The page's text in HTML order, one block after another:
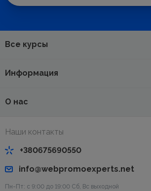
Все курсы
Информация
О нас
Наши контакты
+380675690550
info@webpromoexperts.net
Пн-Пт: с 9:00 до 19:00 Cб, Вс выходной